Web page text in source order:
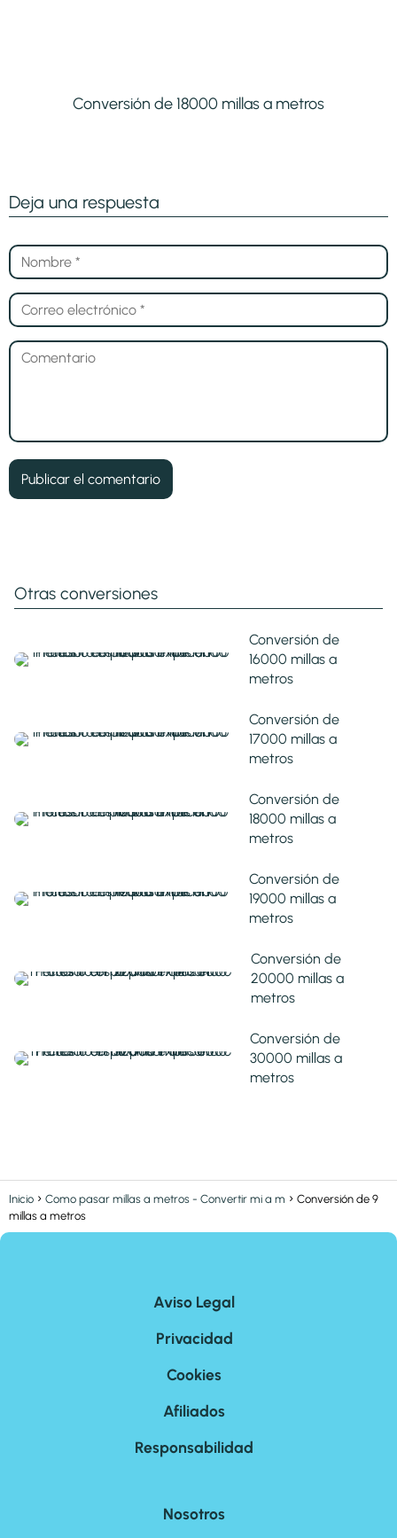
Conversión de 18000 millas a metros
Deja una respuesta
Otras conversiones
Conversión de
16000 millas a
metros
Conversión de
17000 millas a
metros
Conversión de
18000 millas a
metros
Conversión de
19000 millas a
metros
Conversión de
20000 millas a
metros
Conversión de
30000 millas a
metros
Inicio Como pasar millas a metros - Convertir mi a m
Conversión de 9
millas a metros
Aviso Legal
Privacidad
Cookies
Afiliados
Responsabilidad
Nosotros